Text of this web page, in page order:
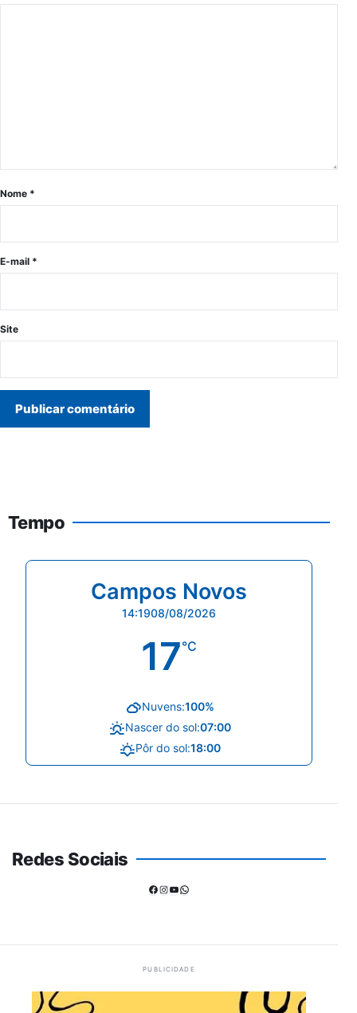
Nome *
E-mail *
Site
Tempo
Campos Novos
14:1908/08/2026
17°C
Nuvens:100%
Nascer do sol:07:00
Pôr do sol:18:00
Redes Sociais
Facebook
Instagram
Youtube
WhatsApp
PUBLICIDADE